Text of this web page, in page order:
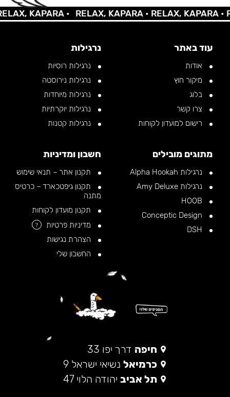
KAPARA • RELAX, KAPARA •RELAX, KAPARA •
עוד באתר
אודות
מיקור חוץ
בלוג
צרו קשר
רישום למועדון לקוחות
נרגילות
נרגילות רוסיות
נרגילות נירוסטה
נרגילות מיוחדות
נרגילות יוקרתיות
נרגילות קטנות
מתוגים מובילים
נרגילות Alpha Hookah
נרגילות Amy Deluxe
חשבון ומדיניות
תקנון אתר – תנאי שימוש
תקנון גיפטכארד – כרטיס
מתנה
תקנון מועדון לקוחות
מדיניות פרטיות
?
הצהרת נגישות
החשבון שלי
חיפה דרך יפו 33
כרמיאל נשיאי ישראל 9
תל אביב יהודה הלוי 47